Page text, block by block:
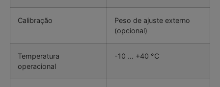
Calibração
Peso de ajuste externo
(opcional)
Temperatura
operacional
-10 … +40 °C